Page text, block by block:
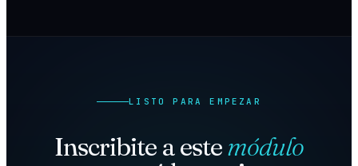
LISTO PARA EMPEZAR
Inscribite a estemódulo